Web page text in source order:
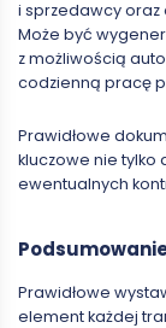
i sprzedawcy oraz
Może być
z możliwością
codzienną pracę
Prawidłowe
kluczowe nie tylko
ewentualnych
Prawidłowe
element każdej